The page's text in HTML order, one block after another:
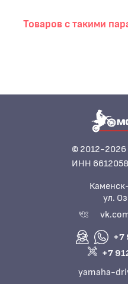
Товаров с такими
© 2012-2026
ИНН
ул.
+7
+7
yamaha-